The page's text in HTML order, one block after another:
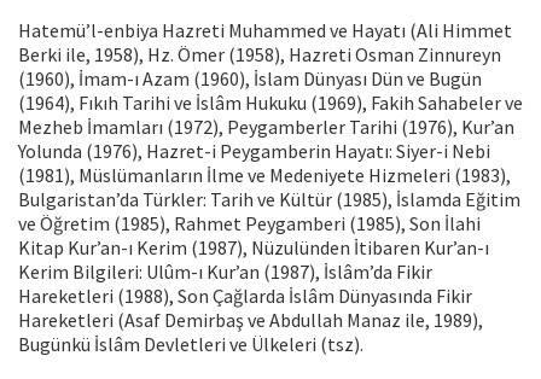
Hatemü’l-enbiya Hazreti Muhammed ve Hayatı (Ali Himmet
Berki ile, 1958), Hz. Ömer (1958), Hazreti Osman Zinnureyn
(1960), İmam-ı Azam (1960), İslam Dünyası Dün ve Bugün
(1964), Fıkıh Tarihi ve İslâm Hukuku (1969), Fakih Sahabeler ve
Mezheb İmamları (1972), Peygamberler Tarihi (1976), Kur’an
Yolunda (1976), Hazret-i Peygamberin Hayatı: Siyer-i Nebi
(1981), Müslümanların İlme ve Me­deniyete Hizmeleri (1983),
Bul­garistan’da Türkler: Tarih ve Kültür (1985), İslamda Eğitim
ve Öğre­tim (1985), Rahmet Peygamberi (1985), Son İlahi
Kitap Kur’an-ı Kerim (1987), Nüzulünden İti­baren Kur’an-ı
Kerim Bilgileri: Ulûm-ı Kur’an (1987), İslâm’da Fikir
Hareketleri (1988), Son Çağlar­da İslâm Dünyasında Fikir
Hareketle­ri (Asaf Demirbaş ve Abdullah Manaz ile, 1989),
Bugünkü İslâm Devletleri ve Ülkeleri (tsz).